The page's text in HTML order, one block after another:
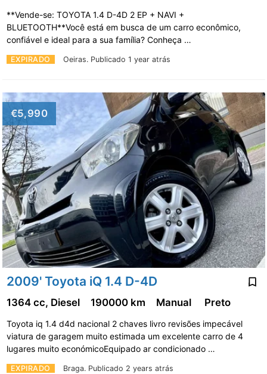
EXPIRADO Oeiras. Publicado 1 year atrás
**Vende-se: TOYOTA 1.4 D-4D 2 EP + NAVI +
BLUETOOTH**Você está em busca de um carro econômico,
confiável e ideal para a sua família? Conheça …
€5,990
2009' Toyota iQ 1.4 D-4D
EXPIRADO Braga. Publicado 2 years atrás
1364 cc, Diesel 190000 km Manual Preto
Toyota iq 1.4 d4d nacional 2 chaves livro revisões impecável
viatura de garagem muito estimada um excelente carro de 4
lugares muito económicoEquipado ar condicionado …